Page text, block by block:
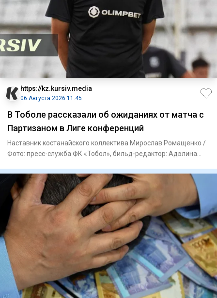
https://kz.kursiv.media
06 Августа 2026 11:45
В Тоболе рассказали об ожиданиях от матча с
Партизаном в Лиге конференций
Наставник костанайского коллектива Мирослав Ромащенко /
Фото: пресс-служба ФК «Тобол», бильд-редактор: Адэлина